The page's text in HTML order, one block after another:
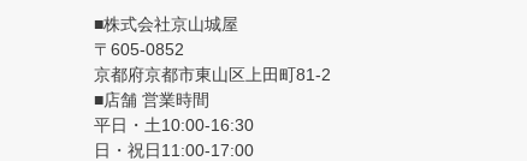
■株式会社京山城屋
605-0852
京都府京都市東山区上田町81-2
■店舗 営業時間
平日・土10:00-16:30
日・祝日11:00-17:00